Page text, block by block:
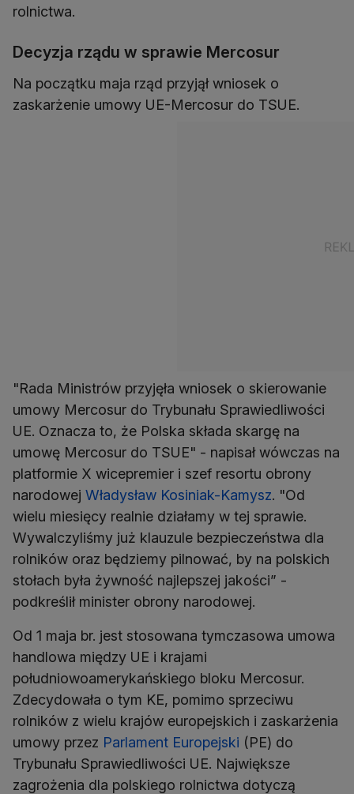
rolnictwa.
Decyzja rządu w sprawie Mercosur
Na początku maja rząd przyjął wniosek o
zaskarżenie umowy UE-Mercosur do TSUE.
"Rada Ministrów przyjęła wniosek o skierowanie
umowy Mercosur do Trybunału Sprawiedliwości
UE. Oznacza to, że Polska składa skargę na
umowę Mercosur do TSUE" - napisał wówczas na
platformie X wicepremier i szef resortu obrony
narodowej Władysław Kosiniak-Kamysz. "Od
wielu miesięcy realnie działamy w tej sprawie.
Wywalczyliśmy już klauzule bezpieczeństwa dla
rolników oraz będziemy pilnować, by na polskich
stołach była żywność najlepszej jakości” -
podkreślił minister obrony narodowej.
Od 1 maja br. jest stosowana tymczasowa umowa
handlowa między UE i krajami
południowoamerykańskiego bloku Mercosur.
Zdecydowała o tym KE, pomimo sprzeciwu
rolników z wielu krajów europejskich i zaskarżenia
umowy przez Parlament Europejski (PE) do
Trybunału Sprawiedliwości UE. Największe
zagrożenia dla polskiego rolnictwa dotyczą